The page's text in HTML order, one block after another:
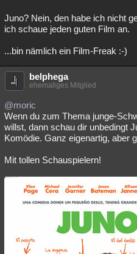
Juno? Nein, den habe ich nicht
ich schaue jeden guten Film an.
...bin nämlich ein Film-Freak :-)
belphega
ehemaliges Mitglied
@moric
Wenn du zum Thema junge-
willst, dann schau dir unbedingt
Komödie. Ganz eigenartig, aber
Mit tollen Schauspielern!